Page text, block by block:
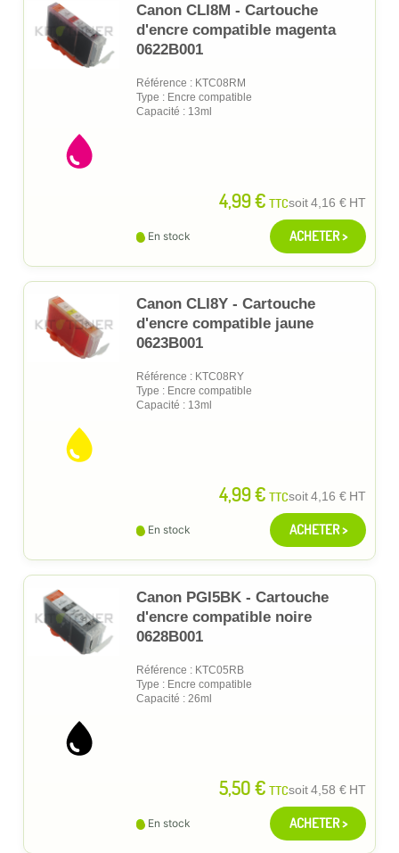
Canon CLI8M - Cartouche
d'encre compatible magenta
0622B001
Référence : KTC08RM
Type : Encre compatible
Capacité : 13ml
4,99 € TTCsoit4,16 € HT
En stock ACHETER >
Canon CLI8Y - Cartouche
d'encre compatible jaune
0623B001
Référence : KTC08RY
Type : Encre compatible
Capacité : 13ml
4,99 € TTCsoit4,16 € HT
En stock ACHETER >
Canon PGI5BK - Cartouche
d'encre compatible noire
0628B001
Référence : KTC05RB
Type : Encre compatible
Capacité : 26ml
5,50 € TTCsoit4,58 € HT
En stock ACHETER >